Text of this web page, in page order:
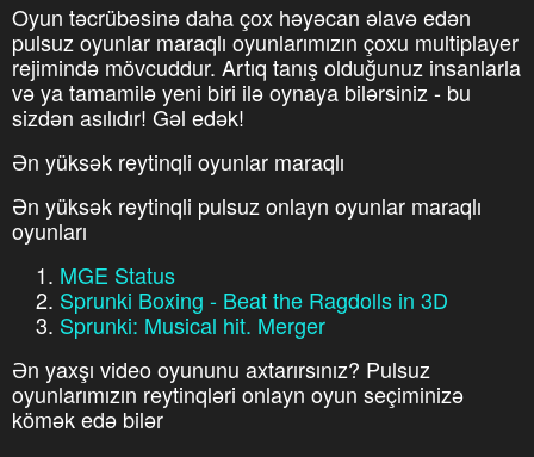
Oyun təcrübəsinə daha çox həyəcan əlavə edən
pulsuz oyunlar maraqlı oyunlarımızın çoxu multiplayer
rejimində mövcuddur. Artıq tanış olduğunuz insanlarla
və ya tamamilə yeni biri ilə oynaya bilərsiniz - bu
sizdən asılıdır! Gəl edək!
Ən yüksək reytinqli oyunlar maraqlı
Ən yüksək reytinqli pulsuz onlayn oyunlar maraqlı
oyunları
MGE Status
Sprunki Boxing - Beat the Ragdolls in 3D
Sprunki: Musical hit. Merger
Ən yaxşı video oyununu axtarırsınız? Pulsuz
oyunlarımızın reytinqləri onlayn oyun seçiminizə
kömək edə bilər